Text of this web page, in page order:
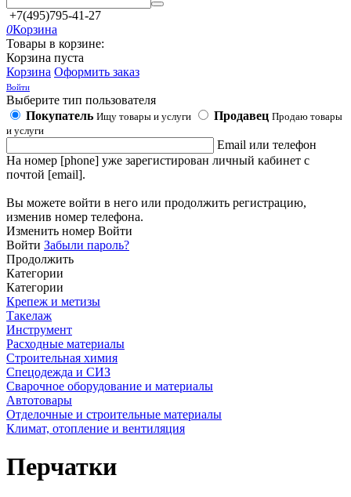
+7(495)795-41-27
0Корзина
Товары в корзине:
Корзина пуста
Корзина Оформить заказ
Войти
Выберите тип пользователя
Покупатель Ищу товары и услуги Продавец Продаю товары
и услуги
Email или телефон
На номер [phone] уже зарегистирован личный кабинет с
почтой [email].
Вы можете войти в него или продолжить регистрацию,
изменив номер телефона.
Изменить номер Войти
Войти Забыли пароль?
Продолжить
Категории
Категории
Крепеж и метизы
Такелаж
Инструмент
Расходные материалы
Строительная химия
Спецодежда и СИЗ
Сварочное оборудование и материалы
Автотовары
Отделочные и строительные материалы
Климат, отопление и вентиляция
Перчатки